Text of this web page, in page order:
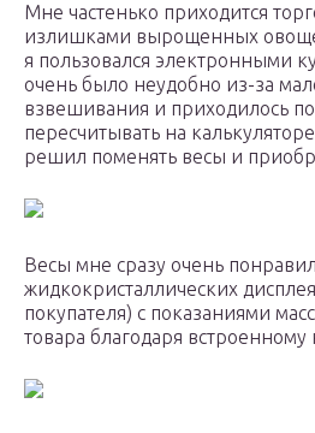
Мне частенько приходится
излишками вырощенных
я пользовался электронными
очень было неудобно из-за
взвешивания и приходилось
пересчитывать на
решил поменять весы и
Весы мне сразу очень
жидкокристаллических
покупателя) с показаниями
товара благодаря встроенному